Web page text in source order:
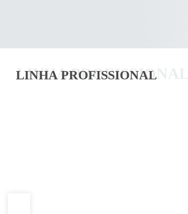
LINHA PROFISSIONAL
LINHA PROFISSIONAL